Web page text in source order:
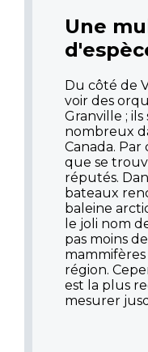
Une
Du côté de
voir des
Granville ;
nombreux
Canada.
que se
réputés.
bateaux
baleine
le joli nom
pas moins
région.
est la plus
mesurer